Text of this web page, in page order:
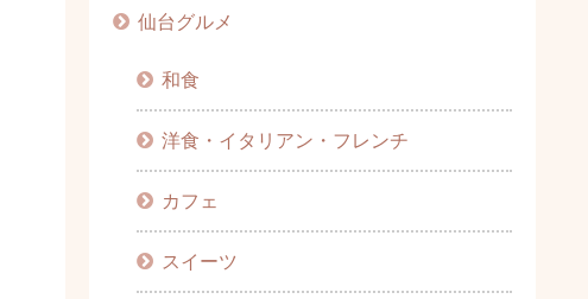
仙台グルメ
和食
洋食・イタリアン・フレンチ
カフェ
スイーツ